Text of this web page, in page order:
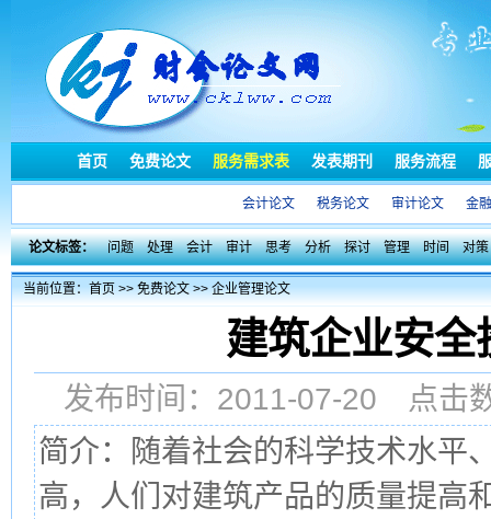
首页 免费论文 服务需求表 发表期刊 服务流程
会计论文 税务论文 审计论文 金
论文标签： 问题 处理 会计 审计 思考 分析 探讨 管理 时间 对策
当前位置：首页>>免费论文>>企业管理论文
建筑企业安
发布时间：2011-07-20 点
简介：随着社会的科学技术水平
高，人们对建筑产品的质量提高